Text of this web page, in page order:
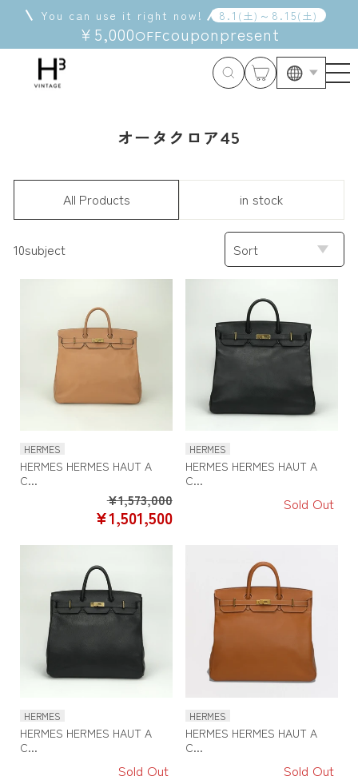
You can use it right now! 8 . 1 ( 土) ～ 8 . 15( 土)
¥5,000OFFcouponpresent
オータクロア45
All Products in stock
10subject
SORT
HERMES
HERMES HERMES HAUT A
C...
Regular
price
¥1,573,000
SALE
¥1,501,500
HERMES
HERMES HERMES HAUT A
C...
Sold Out
HERMES
HERMES HERMES HAUT A
C...
Sold Out
HERMES
HERMES HERMES HAUT A
C...
Sold Out